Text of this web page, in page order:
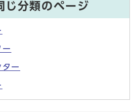
じ分類のページ
ー
ー